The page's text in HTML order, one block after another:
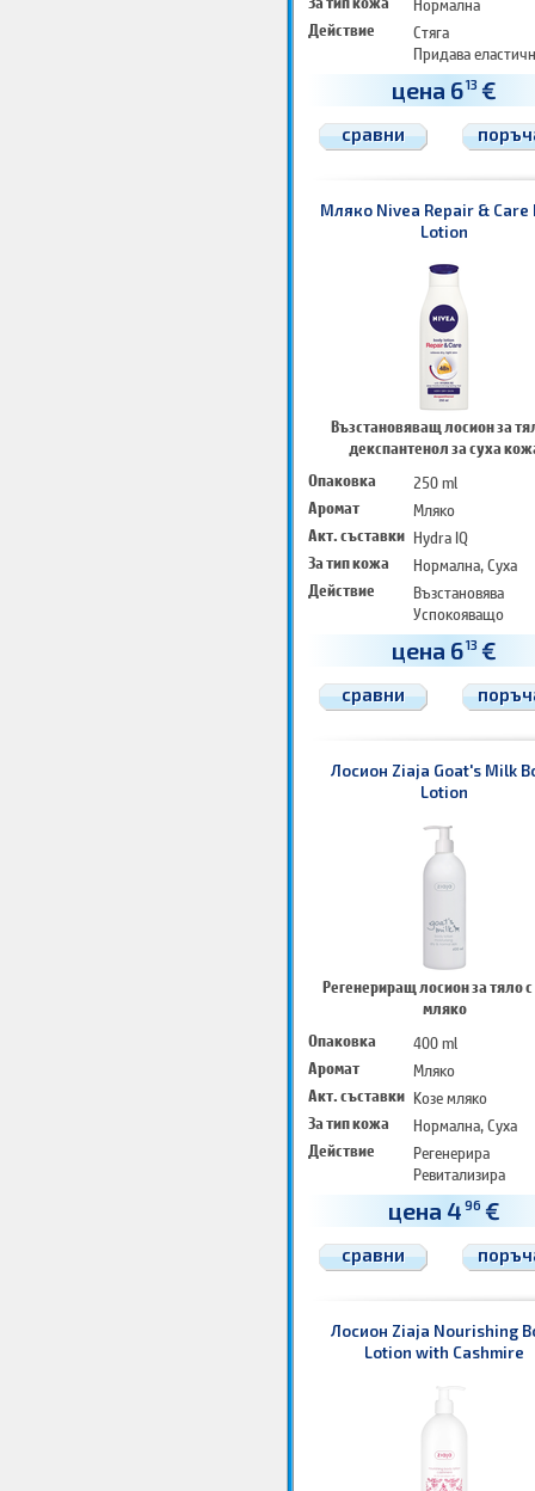
Действие
Стяга
Придава
Изглажда
цена 613 €
сравни
Мляко Nivea Repair & Care
Lotion
Възстановяващ лосион за
декспантенол за суха
Опаковка
250 ml
Аромат
Мляко
Акт. съставки Hydra IQ
За тип кожа
Нормална, Суха
Действие
Възстановява
Успокояващо
Хидратира
цена 613 €
сравни
Лосион Ziaja Goat's Milk
Lotion
Регенериращ лосион за тяло с
мляко
Опаковка
400 ml
Аромат
Мляко
Акт. съставки Козе мляко
За тип кожа
Нормална, Суха
Действие
Регенерира
Ревитализира
Омекотява
цена 4 96 €
сравни
Лосион Ziaja Nourishing
Lotion with Cashmire